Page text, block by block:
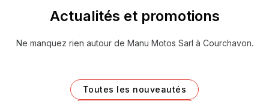
Actualités et promotions
Ne manquez rien autour de Manu Motos Sarl à Courchavon.
Toutes les nouveautés